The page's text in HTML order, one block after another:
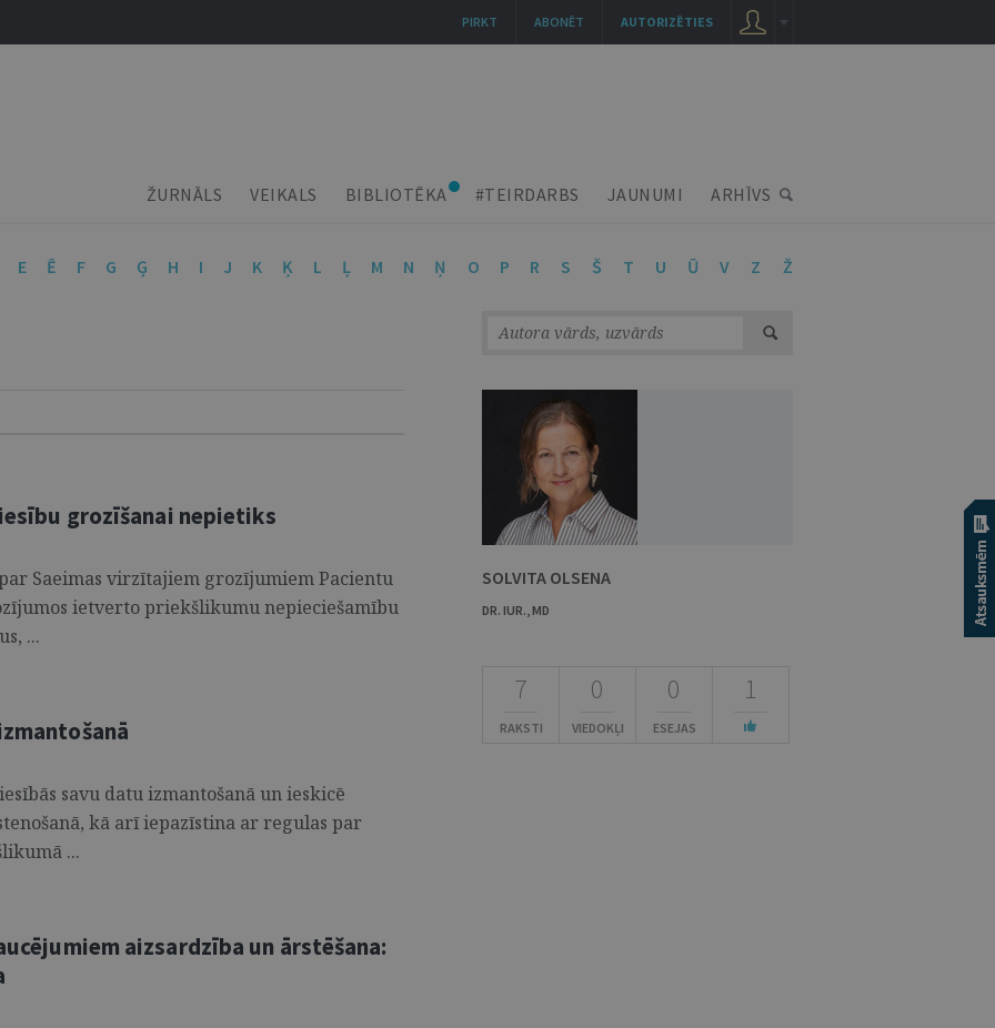
ŽURNĀLS VEIKALS BIBLIOTĒKA #TEIRDARBS JAUNUMI ARHĪVS
E Ē F G Ģ H I J K Ķ L Ļ M N Ņ O P R S Š T U Ū V Z Ž
grozīšanai nepietiks
Saeimas virzītajiem grozījumiem Pacientu
ietverto priekšlikumu nepieciešamību
...
savu datu izmantošanā un ieskicē
kā arī iepazīstina ar regulas par
...
aizsardzība un ārstēšana:
SOLVITA OLSENA
DR. IUR., MD
7
RAKSTI
0
VIEDOKĻI
0
ESEJAS
1
AUTORIZĒTIES
ABONĒT
PIRKT